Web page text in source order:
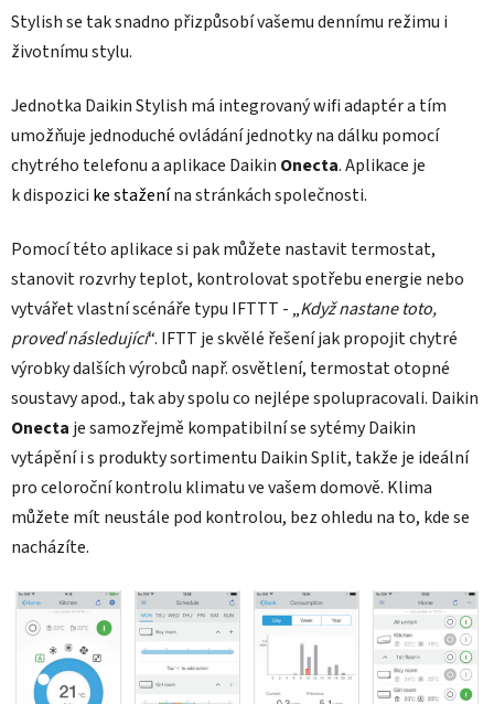
Stylish se tak snadno přizpůsobí vašemu dennímu režimu i
životnímu stylu.
Jednotka Daikin Stylish má integrovaný wifi adaptér a tím
umožňuje jednoduché ovládání jednotky na dálku pomocí
chytrého telefonu a aplikace Daikin Onecta. Aplikace je
k dispozici ke staženína stránkách společnosti.
Pomocí této aplikace si pak můžete nastavit termostat,
stanovit rozvrhy teplot, kontrolovat spotřebu energie nebo
vytvářet vlastní scénáře typu IFTTT - „Když nastane toto,
proveď následující“. IFTT je skvělé řešení jak propojit chytré
výrobky dalších výrobců např. osvětlení, termostat otopné
soustavy apod., tak aby spolu co nejlépe spolupracovali. Daikin
Onecta je samozřejmě kompatibilní se sytémy Daikin
vytápění i s produkty sortimentu Daikin Split, takže je ideální
pro celoroční kontrolu klimatu ve vašem domově. Klima
můžete mít neustále pod kontrolou, bez ohledu na to, kde se
nacházíte.